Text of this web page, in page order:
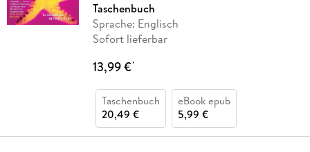
Taschenbuch
Sprache: Englisch
Sofort lieferbar
13,99 €*
Taschenbuch
20,49 €
eBook epub
5,99 €